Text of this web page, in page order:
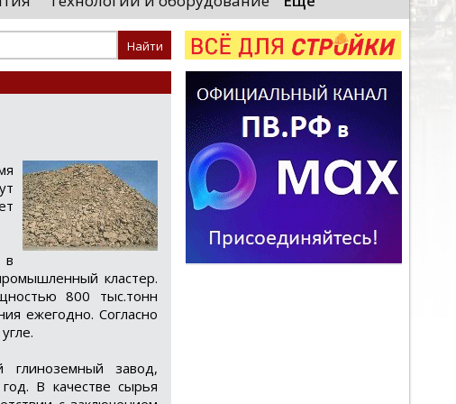
необходимые проверки, после
спутники начнут...
«Уральские
производственного
высокоскоростных
...
в
кластер.
800 тыс.тонн
ежегодно. Согласно
глиноземный завод,
В качестве сырья